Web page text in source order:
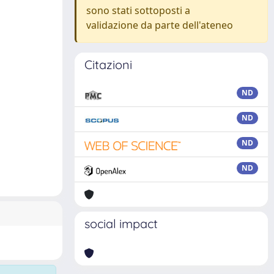
sono stati sottoposti a
validazione da parte dell'ateneo
Citazioni
ND
ND
ND
ND
social impact